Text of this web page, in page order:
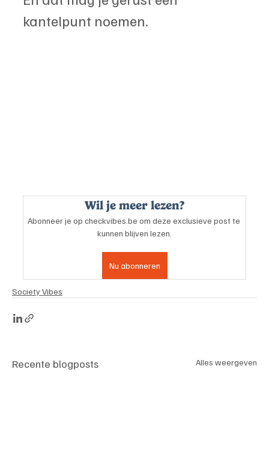
kantelpunt noemen.
Wil je meer lezen?
Abonneer je op checkvibes.be om deze exclusieve post te
kunnen blijven lezen.
Nu abonneren
Society Vibes
Recente blogposts Alles weergeven